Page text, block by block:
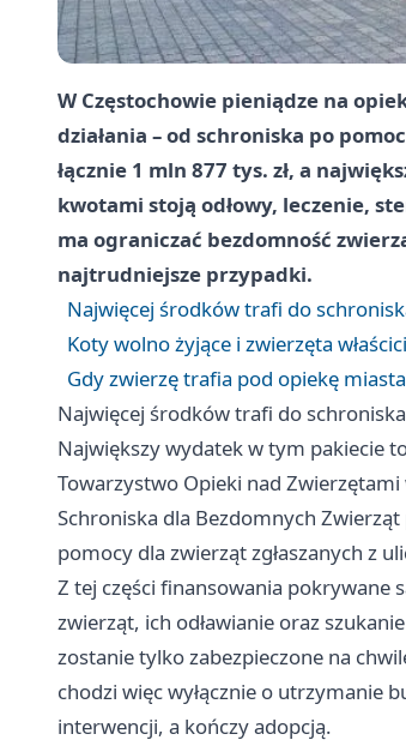
W Częstochowie pieniądze na
działania – od schroniska po
łącznie 1 mln 877 tys. zł, a
kwotami stoją odłowy, leczenie,
ma ograniczać bezdomność
najtrudniejsze przypadki.
Najwięcej środków trafi do
Koty wolno żyjące i zwierzęta
Gdy zwierzę trafia pod opiekę
Najwięcej środków trafi do
Największy wydatek w tym pakiecie
Towarzystwo Opieki nad Zwierzętami
Schroniska dla Bezdomnych
pomocy dla zwierząt zgłaszanych z
Z tej części finansowania pokrywane
zwierząt, ich odławianie oraz
zostanie tylko zabezpieczone na
chodzi więc wyłącznie o utrzymanie
interwencji, a kończy adopcją.